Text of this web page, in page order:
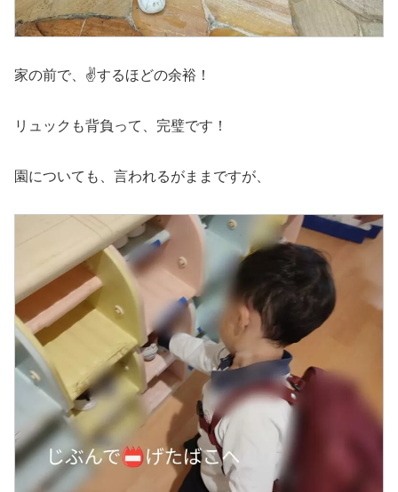
家の前で、✌するほどの余裕！
リュックも背負って、完璧です！
園についても、言われるがままですが、